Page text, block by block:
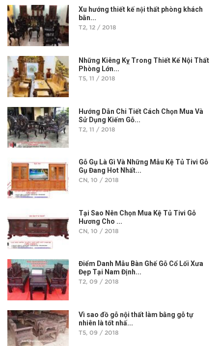
Xu hướng thiết kế nội thất phòng khách
bằn...
T2, 12 / 2018
Những Kiêng Kỵ Trong Thiết Kế Nội Thất
Phòng Lớn...
T5, 11 / 2018
Hướng Dẫn Chi Tiết Cách Chọn Mua Và
Sử Dụng Kiếm Gỗ...
T2, 11 / 2018
Gỗ Gụ Là Gì Và Những Mẫu Kệ Tủ Tivi Gỗ
Gụ Đang Hot Nhất...
CN, 10 / 2018
Tại Sao Nên Chọn Mua Kệ Tủ Tivi Gỗ
Hương Cho ...
CN, 10 / 2018
Điểm Danh Mẫu Bàn Ghế Gỗ Cổ Lối Xưa
Đẹp Tại Nam Định...
T2, 09 / 2018
Vì sao đồ gỗ nội thất làm bằng gỗ tự
nhiên là tốt nhấ...
T5, 09 / 2018